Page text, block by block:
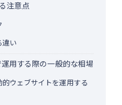
注意点
違い
用する際の一般的な相場
ウェブサイトを運用する